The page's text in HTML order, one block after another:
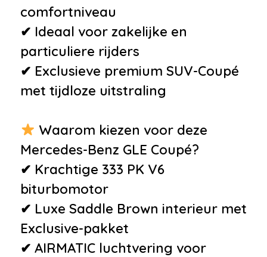
afstandsbediening
Connected services
•Electronic climate control
Niet in gerookt
•Roetfilter
•
•Stuur leder
•Stuur multifunctioneel
Variabele stuuroverbrenging
•Voorstoel(en) elektrisch
verstelbaar
•Zomerbanden
comfortniveau
✔ Ideaal voor zakelijke en
particuliere rijders
✔ Exclusieve premium SUV-Coupé
met tijdloze uitstraling
Waarom kiezen voor deze
Mercedes-Benz GLE Coupé?
✔ Krachtige 333 PK V6
biturbomotor
✔ Luxe Saddle Brown interieur met
Exclusive-pakket
✔ AIRMATIC luchtvering voor